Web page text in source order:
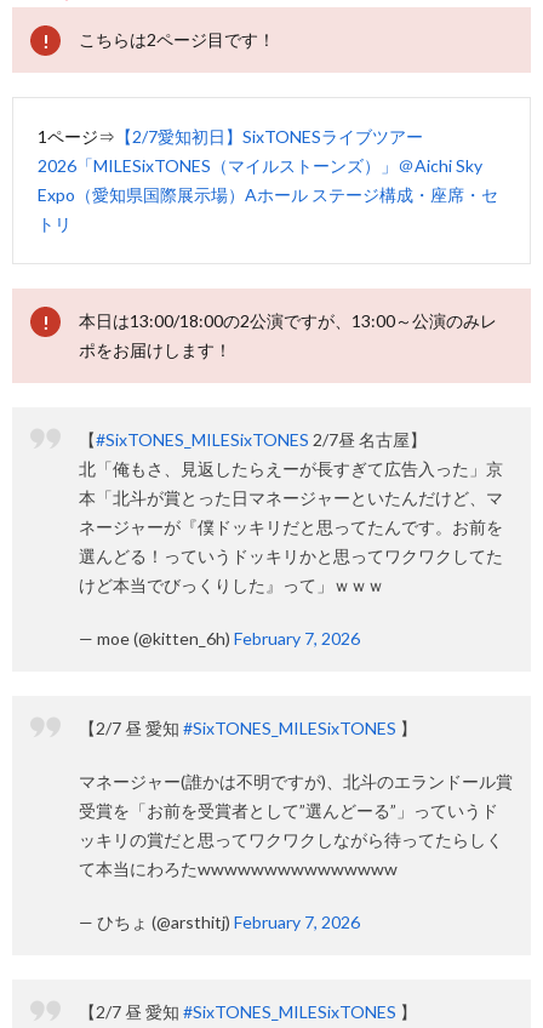
こちらは2ページ目です！
1ページ⇒ 【2/7愛知初日】SixTONESライブツアー
2026「MILESixTONES（マイルストーンズ）」＠Aichi Sky
Expo（愛知県国際展示場）Aホール ステージ構成・座席・セ
トリ
本日は13:00/18:00の2公演ですが、13:00～公演のみレ
ポをお届けします！
【#SixTONES_MILESixTONES 2/7昼 名古屋】
北「俺もさ、見返したらえーが長すぎて広告入った」京
本「北斗が賞とった日マネージャーといたんだけど、マ
ネージャーが『僕ドッキリだと思ってたんです。お前を
選んどる！っていうドッキリかと思ってワクワクしてた
けど本当でびっくりした』って」ｗｗｗ
— moe (@kitten_6h) February 7, 2026
【2/7 昼 愛知 #SixTONES_MILESixTONES 】
マネージャー(誰かは不明ですが)、北斗のエランドール賞
受賞を「お前を受賞者として”選んどーる”」っていうド
ッキリの賞だと思ってワクワクしながら待ってたらしく
て本当にわろたwwwwwwwwwwwwwww
— ひちょ (@arsthitj) February 7, 2026
【2/7 昼 愛知 #SixTONES_MILESixTONES 】